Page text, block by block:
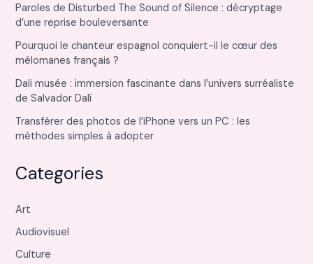
Paroles de Disturbed The Sound of Silence : décryptage
d’une reprise bouleversante
Pourquoi le chanteur espagnol conquiert-il le cœur des
mélomanes français ?
Dali musée : immersion fascinante dans l’univers surréaliste
de Salvador Dalí
Transférer des photos de l’iPhone vers un PC : les
méthodes simples à adopter
Categories
Art
Audiovisuel
Culture